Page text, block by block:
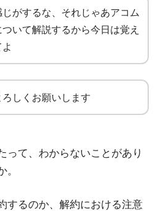
がするな、それじゃあアコム
いて解説するから今日は覚え
ろしくお願いします
って、わからないことがあり
。
するのか、解約における注意